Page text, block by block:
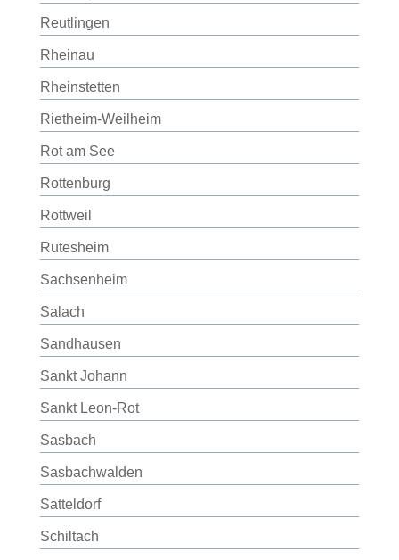
Reutlingen
Rheinau
Rheinstetten
Rietheim-Weilheim
Rot am See
Rottenburg
Rottweil
Rutesheim
Sachsenheim
Salach
Sandhausen
Sankt Johann
Sankt Leon-Rot
Sasbach
Sasbachwalden
Satteldorf
Schiltach